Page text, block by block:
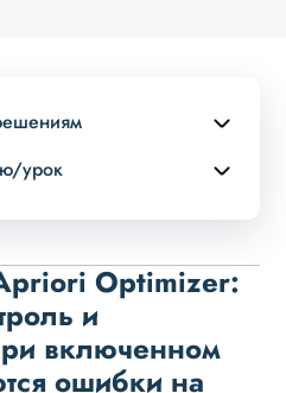
урок
Optimizer:
и
включенном
ошибки на